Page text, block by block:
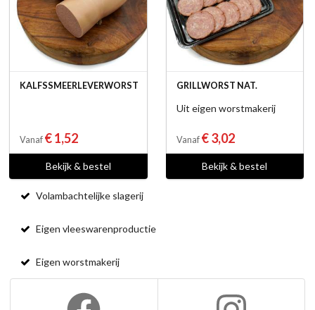
KALFSSMEERLEVERWORST
Vanaf € 1,52
Bekijk & bestel
GRILLWORST NAT.
Uit eigen worstmakerij
Vanaf € 3,02
Bekijk & bestel
Volambachtelijke slagerij
Eigen vleeswarenproductie
Eigen worstmakerij